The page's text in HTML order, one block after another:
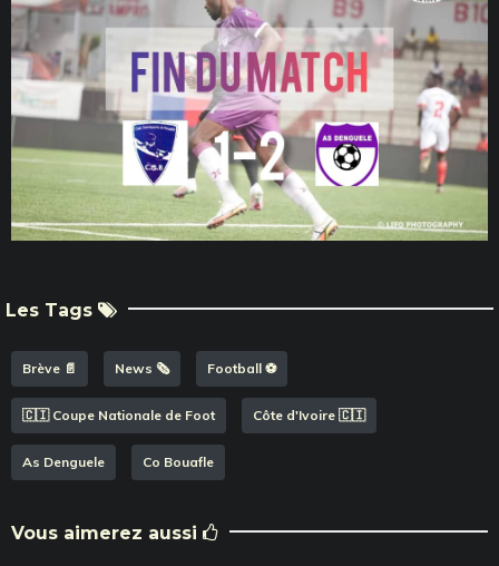
Les Tags
Brève 📄 News 🗞️ Football ⚽️
🇨🇮 Coupe Nationale de Foot Côte d'Ivoire 🇨🇮
As Denguele Co Bouafle
Vous aimerez aussi